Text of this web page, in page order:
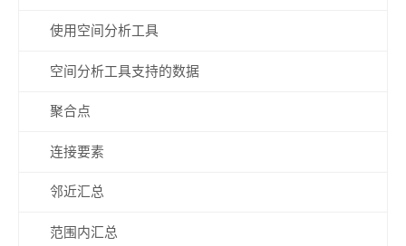
使用空间分析工具
空间分析工具支持的数据
聚合点
连接要素
邻近汇总
范围内汇总